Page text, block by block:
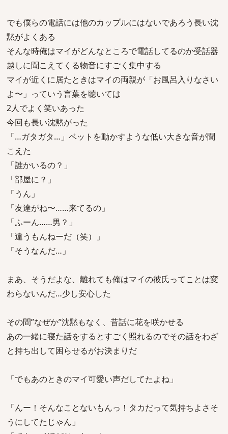
でも僕らの電話には他のカップルにはないであろう長い沈
黙がよくある
そんな時俺はマイがどんなところで電話してるのか受話器
越しに聞こえてくる物音にすごく集中する
マイが近くに居たときはマイの両親が「お風呂入りなさい
よ〜」っていう言葉を聴いては
2人でよく笑いあった
今回も長い沈黙がった
「…ガタガタ…」ベットを動かすような低い大きな音が聞
こえた
「誰かいるの？」
「部屋に？」
「うん」
「友達がね〜……来てるの」
「ふーん……男？」
「違うもんねーだ（笑）」
「そうなんだ…」
まあ、そうだよな、離れても俺はマイの彼氏ってことは変
わらないんだ…少し安心した
その間”なぜか”沈黙もなく、昔話に花を咲かせる
あの一緒に寝た話をするとすごく照れるのでその話をわざ
と持ち出して困らせるがお決まりだ
「でもあのときのマイ可愛い声だしてたよね」
「んー！そんなことないもんっ！タカだって気持ちよさそ
うにしてたじゃん」